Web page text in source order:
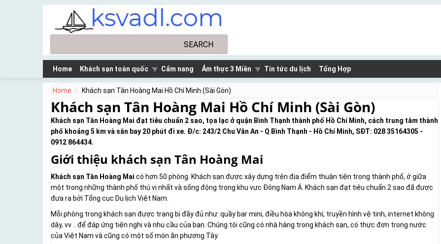
Skip to main content
Home Khách sạn toàn quốc Cẩm nang Ảm thực 3 Miền Tin tức du lịch Tổng Hợp
Home Khách sạn Tân Hoàng Mai Hồ Chí Minh (Sài Gòn)
Khách sạn Tân Hoàng Mai Hồ Chí Minh (Sài Gòn)
Khách sạn Tân Hoàng Mai đạt tiêu chuẩn 2 sao, tọa lạc ở quận Bình Thạnh thành phố Hồ Chí Minh, cách trung tâm thành
phố khoảng 5 km và sân bay 20 phút đi xe. Đ/c: 243/2 Chu Văn An - Q Bình Thạnh - Hồ Chí Minh, SĐT: 028 35164305 -
0912 864434.
Giới thiệu khách sạn Tân Hoàng Mai
Khách sạn Tân Hoàng Mai có hơn 50 phòng. Khách sạn được xây dựng trên địa điểm thuận tiện trong thành phố, ở giữa
một trong những thành phố thú vị nhất và sống động trong khu vực Đông Nam Á. Khách sạn đạt tiêu chuẩn 2 sao đã được
đưa ra bởi Tổng cục Du lịch Việt Nam.
Mỗi phòng trong khách sạn được trang bị đầy đủ như: quầy bar mini, điều hòa không khí, truyền hình vệ tinh, internet không
dây, vv .. để đáp ứng tiện nghi và nhu cầu của bạn. Chúng tôi cũng có nhà hàng trong khách sạn, có thực đơn trong nước
của Việt Nam và cũng có một số món ăn phương Tây.